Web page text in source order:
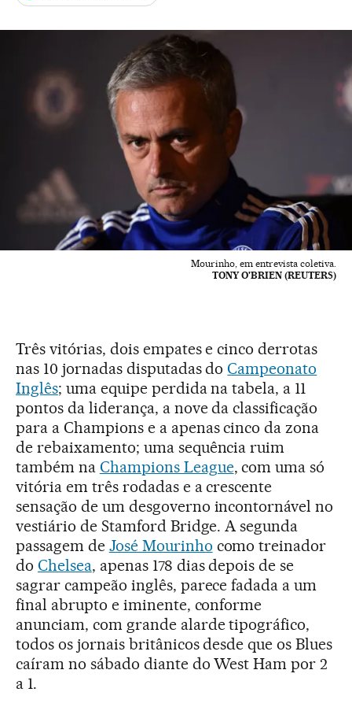
Mourinho, em entrevista coletiva.
TONY O'BRIEN (REUTERS)
Três vitórias, dois empates e cinco derrotas
nas 10 jornadas disputadas doCampeonato
Inglês; uma equipe perdida na tabela, a 11
pontos da liderança, a nove da classificação
para a Champions e a apenas cinco da zona
de rebaixamento; uma sequência ruim
também na Champions League, com uma só
vitória em três rodadas e a crescente
sensação de um desgoverno incontornável no
vestiário de Stamford Bridge. A segunda
passagem de José Mourinho como treinador
do Chelsea, apenas 178 dias depois de se
sagrar campeão inglês, parece fadada a um
final abrupto e iminente, conforme
anunciam, com grande alarde tipográfico,
todos os jornais britânicos desde que os Blues
caíram no sábado diante do West Ham por 2
a 1.